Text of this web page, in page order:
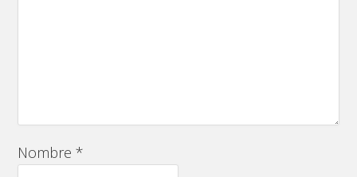
Nombre*